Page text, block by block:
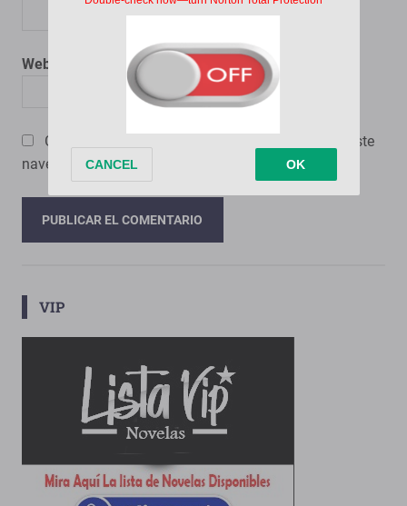
Web
Guarda mi nombre, correo electrónico y web en este
navegador para la próxima vez que comente.
VIP